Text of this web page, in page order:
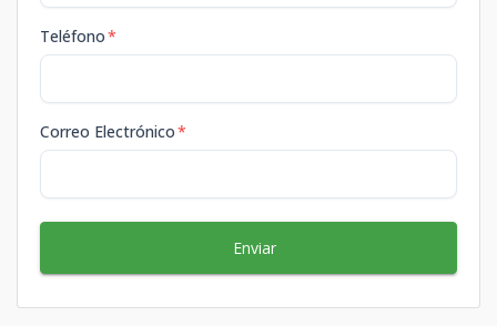
Teléfono*
Correo Electrónico*
Enviar